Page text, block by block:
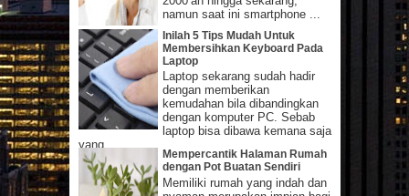
namun saat ini smartphone ...
Inilah 5 Tips Mudah Untuk
Membersihkan Keyboard Pada
Laptop
Laptop sekarang sudah hadir
dengan memberikan
kemudahan bila dibandingkan
dengan komputer PC. Sebab
laptop bisa dibawa kemana saja
yang...
Mempercantik Halaman Rumah
dengan Pot Buatan Sendiri
Memiliki rumah yang indah dan